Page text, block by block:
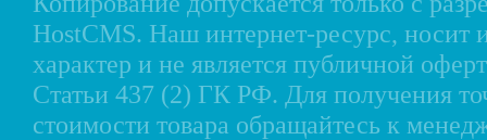
HostCMS. Наш интернет-ресурс,
характер и не является публичной
Статьи 437 (2) ГК РФ. Для получения
стоимости товара обращайтесь к